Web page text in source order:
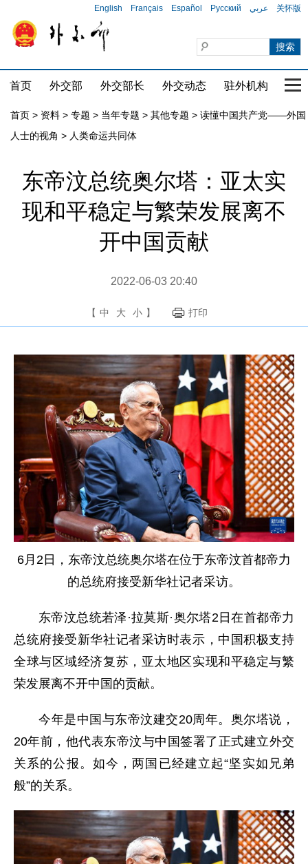
English Français Español Русский عربي 关怀版
首页 外交部 外交部长 外交动态 驻外机构 国
首页 > 资料 > 专题 > 当年专题 > 其他专题 > 读懂中国共产党——外国
人士的视角 > 人类命运共同体
东帝汶总统奥尔塔：亚太实
现和平稳定与繁荣发展离不
开中国贡献
2022-06-03 20:40
【 中 大 小 】 打印
6月2日，东帝汶总统奥尔塔在位于东帝汶首都帝力
的总统府接受新华社记者采访。
东帝汶总统若泽·拉莫斯·奥尔塔2日在首都帝力
总统府接受新华社记者采访时表示，中国积极支持
全球与区域经济复苏，亚太地区实现和平稳定与繁
荣发展离不开中国的贡献。
今年是中国与东帝汶建交20周年。奥尔塔说，
20年前，他代表东帝汶与中国签署了正式建立外交
关系的公报。如今，两国已经建立起“坚实如兄弟
般”的关系。